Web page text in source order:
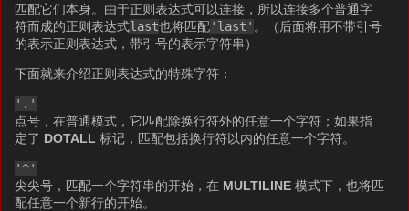
匹配它们本身。由于正则表达式可以连接，所以连接多个普通字
符而成的正则表达式last也将匹配'last' 。（后面将用不带引号
的表示正则表达式，带引号的表示字符串）
下面就来介绍正则表达式的特殊字符：
'.'
点号，在普通模式，它匹配除换行符外的任意一个字符；如果指
定了 DOTALL 标记，匹配包括换行符以内的任意一个字符。
'^'
尖尖号，匹配一个字符串的开始，在 MULTILINE 模式下，也将匹
配任意一个新行的开始。